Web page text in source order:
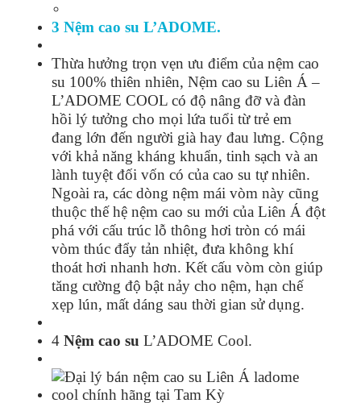
3 Nệm cao su L’ADOME.
Thừa hưởng trọn vẹn ưu điểm của nệm cao
su 100% thiên nhiên, Nệm cao su Liên Á –
L’ADOME COOL có độ nâng đỡ và đàn
hồi lý tưởng cho mọi lứa tuổi từ trẻ em
đang lớn đến người già hay đau lưng. Cộng
với khả năng kháng khuẩn, tinh sạch và an
lành tuyệt đối vốn có của cao su tự nhiên.
Ngoài ra, các dòng nệm mái vòm này cũng
thuộc thế hệ nệm cao su mới của Liên Á đột
phá với cấu trúc lỗ thông hơi tròn có mái
vòm thúc đẩy tản nhiệt, đưa không khí
thoát hơi nhanh hơn. Kết cấu vòm còn giúp
tăng cường độ bật nảy cho nệm, hạn chế
xẹp lún, mất dáng sau thời gian sử dụng.
4 Nệm cao su L’ADOME Cool.